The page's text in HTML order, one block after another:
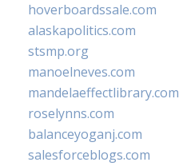
hoverboardssale.com
alaskapolitics.com
stsmp.org
manoelneves.com
mandelaeffectlibrary.com
roselynns.com
balanceyoganj.com
salesforceblogs.com